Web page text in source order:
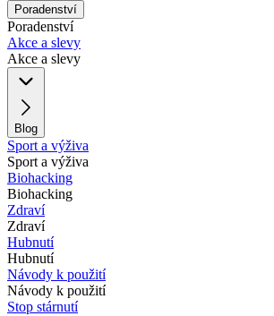
Poradenství
Poradenství
Akce a slevy
Akce a slevy
Blog
Sport a výživa
Sport a výživa
Biohacking
Biohacking
Zdraví
Zdraví
Hubnutí
Hubnutí
Návody k použití
Návody k použití
Stop stárnutí